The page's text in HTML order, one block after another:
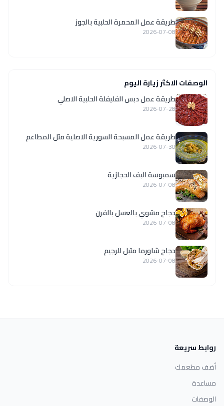
طريقة عمل المحمرة الحلبية بالجوز
2026-07-08
الوصفات الاكثر زيارة اليوم
طريقة عمل دبس الفليفلة الحلبية الاصلي
2026-07-28
‏طريقة عمل المسبحة السورية الاصلية مثل المطاعم
2026-07-30
سمبوسة البف الحجازية
2026-07-08
دجاج مشوي بالعسل بالفرن
2026-07-08
دجاج شاورما متبل للرجيم
2026-07-08
روابط سريعة
أضف مطعمك
مساعدة
الوصفات